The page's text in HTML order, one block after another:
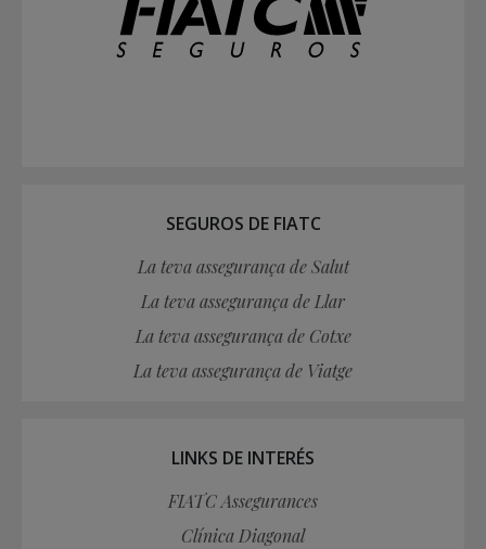
SEGUROS DE FIATC
La teva assegurança de Salut
La teva assegurança de Llar
La teva assegurança de Cotxe
La teva assegurança de Viatge
LINKS DE INTERÉS
FIATC Assegurances
Clínica Diagonal